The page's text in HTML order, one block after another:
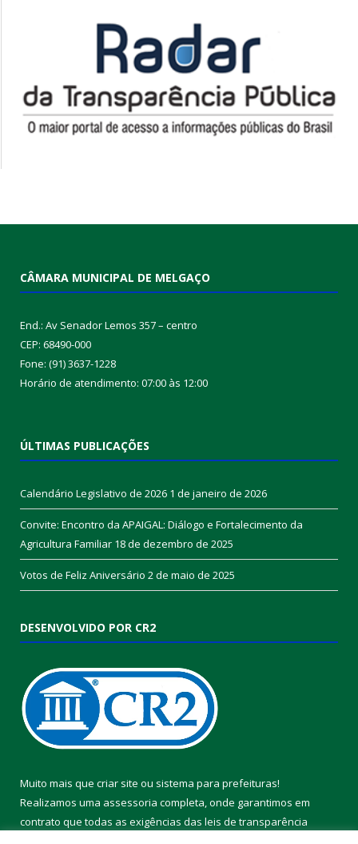
CÂMARA MUNICIPAL DE MELGAÇO
End.: Av Senador Lemos 357 – centro
CEP: 68490-000
Fone: (91) 3637-1228
Horário de atendimento: 07:00 às 12:00
ÚLTIMAS PUBLICAÇÕES
Calendário Legislativo de 2026 1 de janeiro de 2026
Convite: Encontro da APAIGAL: Diálogo e Fortalecimento da
Agricultura Familiar 18 de dezembro de 2025
Votos de Feliz Aniversário 2 de maio de 2025
DESENVOLVIDO POR CR2
Muito mais que criar site ou sistema para prefeituras!
Realizamos uma assessoria completa, onde garantimos em
contrato que todas as exigências das leis de transparência